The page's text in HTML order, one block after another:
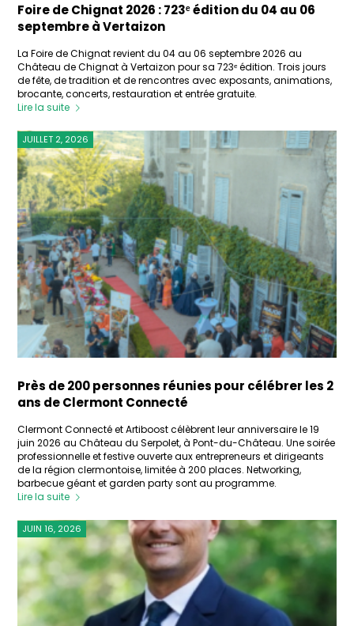
Foire de Chignat 2026 : 723ᵉ édition du 04 au 06
septembre à Vertaizon
La Foire de Chignat revient du 04 au 06 septembre 2026 au
Château de Chignat à Vertaizon pour sa 723ᵉ édition. Trois jours
de fête, de tradition et de rencontres avec exposants, animations,
brocante, concerts, restauration et entrée gratuite.
Lire la suite
Près de 200 personnes réunies pour célébrer les 2
ans de Clermont Connecté
JUILLET 2, 2026
Clermont Connecté et Artiboost célèbrent leur anniversaire le 19
juin 2026 au Château du Serpolet, à Pont-du-Château. Une soirée
professionnelle et festive ouverte aux entrepreneurs et dirigeants
de la région clermontoise, limitée à 200 places. Networking,
barbecue géant et garden party sont au programme.
Lire la suite
JUIN 16, 2026